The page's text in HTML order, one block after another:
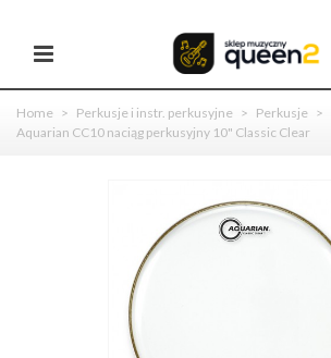
Home > Perkusje i instr. perkusyjne > Perkusje >
Aquarian CC10 naciąg perkusyjny 10" Classic Clear